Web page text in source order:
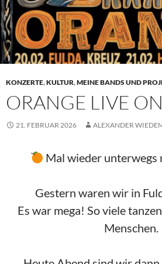
KONZERTE,KULTUR,MEINE BANDS UND
ORANGE LIVE
21. FEBRUAR 2026 ALEXANDER
Mal wieder unterwegs
Gestern waren wir in
Es war mega! So viele
Menschen.